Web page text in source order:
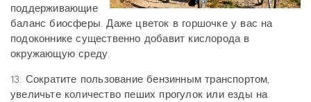
поддерживающие
баланс биосферы. Даже цветок в горшочке у вас на
подоконнике существенно добавит кислорода в
окружающую среду.
13. Сократите пользование бензинным транспортом,
увеличьте количество пеших прогулок или езды на